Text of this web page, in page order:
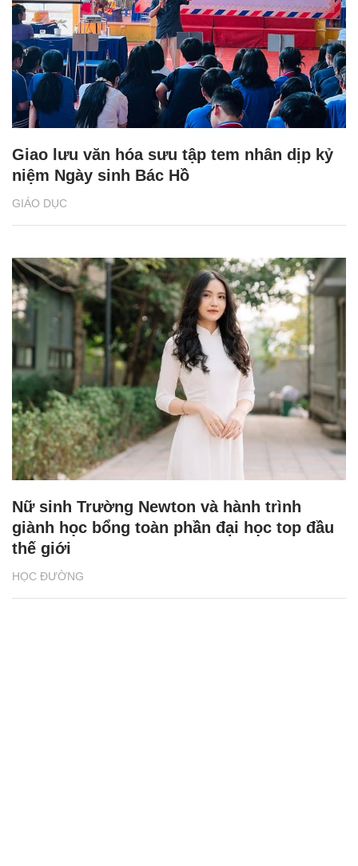
GIÁO DỤC
Giao lưu văn hóa sưu tập tem nhân dịp kỷ
niệm Ngày sinh Bác Hồ
HỌC ĐƯỜNG
Nữ sinh Trường Newton và hành trình
giành học bổng toàn phần đại học top đầu
thế giới